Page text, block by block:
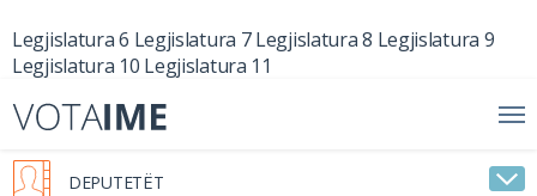
Legjislatura 6 Legjislatura 7 Legjislatura 8 Legjislatura 9
Legjislatura 10 Legjislatura 11
DEPUTETËT